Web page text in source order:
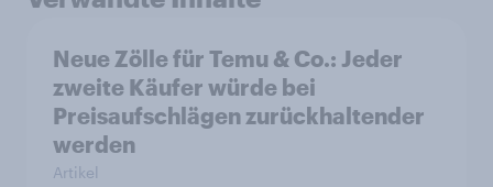
Neue Zölle für Temu & Co.: Jeder
zweite Käufer würde bei
Preisaufschlägen zurückhaltender
werden
Artikel